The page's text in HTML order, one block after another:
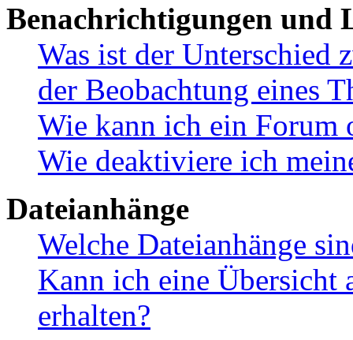
Benachrichtigungen und
Was ist der Unterschied
der Beobachtung eines
Wie kann ich ein Forum
Wie deaktiviere ich
Dateianhänge
Welche Dateianhänge
Kann ich eine Übersicht
erhalten?